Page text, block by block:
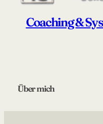
Coaching &
Über mich